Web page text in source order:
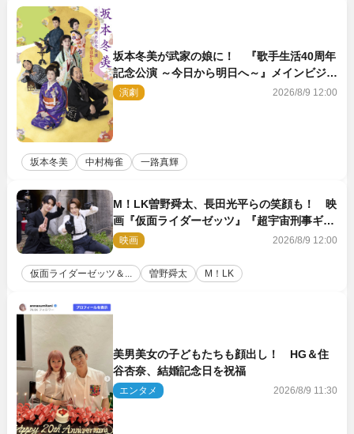
坂本冬美が武家の娘に！ 『歌手生活40周年
記念公演 ～今日から明日へ～』メインビジュ
アル公開
演劇 2026/8/9 12:00
坂本冬美 中村梅雀 一路真輝
M！LK曽野舜太、長田光平らの笑顔も！ 映
画『仮面ライダーゼッツ』『超宇宙刑事ギャ
バン インフィニティ』オフショット到着
映画 2026/8/9 12:00
仮面ライダーゼッツ＆... 曽野舜太 M！LK
美男美女の子どもたちも顔出し！ HG＆住
谷杏奈、結婚記念日を祝福
エンタメ 2026/8/9 11:30